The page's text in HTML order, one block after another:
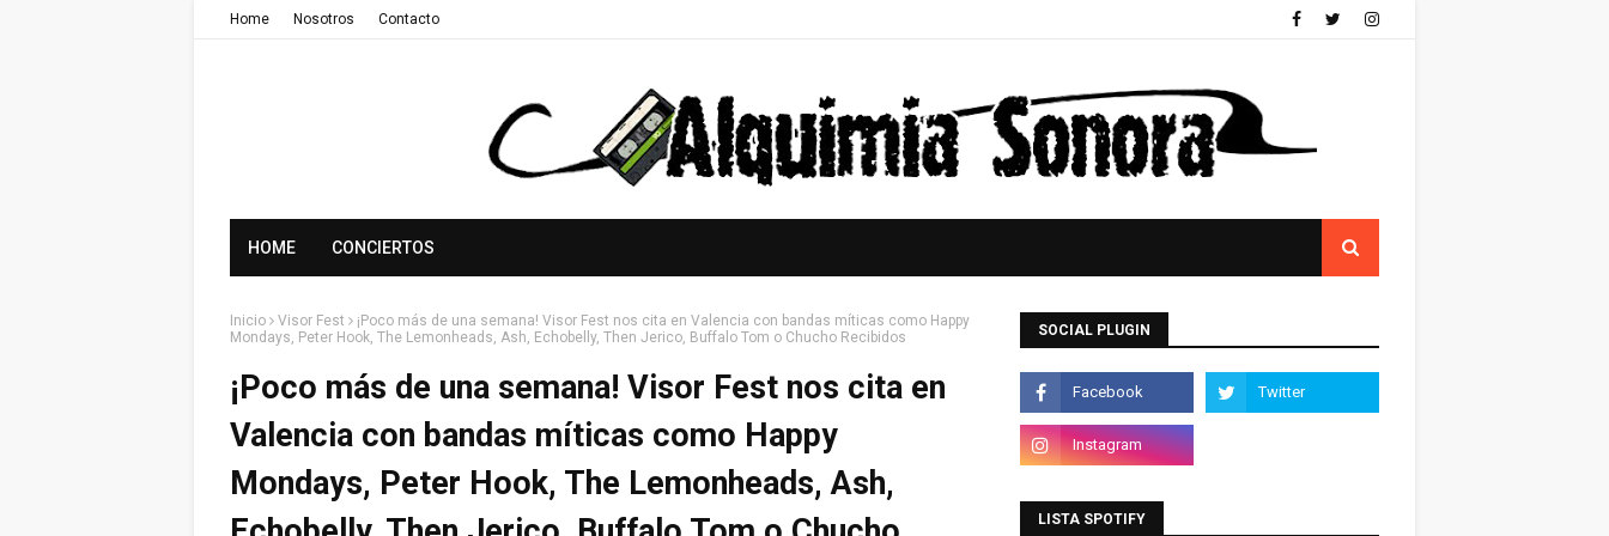
Home Nosotros Contacto
HOME CONCIERTOS
Inicio Visor Fest
¡Poco más de una semana! Visor Fest nos cita en Valencia con bandas míticas como Happy
Mondays, Peter Hook, The Lemonheads, Ash, Echobelly, Then Jerico, Buffalo Tom o Chucho Recibidos
¡Poco más de una semana! Visor Fest nos cita en
Valencia con bandas míticas como Happy
Mondays, Peter Hook, The Lemonheads, Ash,
SOCIAL PLUGIN
LISTA SPOTIFY